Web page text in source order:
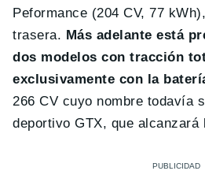
Peformance (204 CV, 77
trasera. Más adelante está
dos modelos con tracción
exclusivamente con la
266 CV cuyo nombre todavía
deportivo GTX, que alcanzará